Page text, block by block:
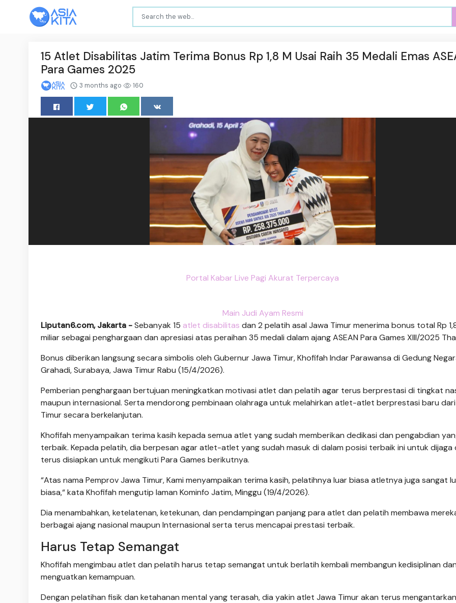
15 Atlet Disabilitas Jatim Terima Bonus Rp 1,8 M Usai Raih 35 Medali Emas
Para Games 2025
3 months ago 160
Portal Kabar Live Pagi Akurat Terpercaya
Main Judi Ayam Resmi
Liputan6.com, Jakarta -Sebanyak 15 atlet disabilitas dan 2 pelatih asal Jawa Timur menerima bonus total Rp
miliar sebagai penghargaan dan apresiasi atas peraihan 35 medali dalam ajang ASEAN Para Games XIII/2025
Bonus diberikan langsung secara simbolis oleh Gubernur Jawa Timur, Khofifah Indar Parawansa di Gedung
Grahadi, Surabaya, Jawa Timur Rabu (15/4/2026).
Pemberian penghargaan bertujuan meningkatkan motivasi atlet dan pelatih agar terus berprestasi di tingkat
maupun internasional. Serta mendorong pembinaan olahraga untuk melahirkan atlet-atlet berprestasi baru
Timur secara berkelanjutan.
Khofifah menyampaikan terima kasih kepada semua atlet yang sudah memberikan dedikasi dan pengabdian
terbaik. Kepada pelatih, dia berpesan agar atlet-atlet yang sudah masuk di dalam posisi terbaik ini untuk dijaga
terus disiapkan untuk mengikuti Para Games berikutnya.
“Atas nama Pemprov Jawa Timur, Kami menyampaikan terima kasih, pelatihnya luar biasa atletnya juga sangat
biasa,“ kata Khofifah mengutip laman Kominfo Jatim, Minggu (19/4/2026).
Dia menambahkan, ketelatenan, ketekunan, dan pendampingan panjang para atlet dan pelatih membawa
berbagai ajang nasional maupun Internasional serta terus mencapai prestasi terbaik.
Harus Tetap Semangat
Khofifah mengimbau atlet dan pelatih harus tetap semangat untuk berlatih kembali membangun kedisiplinan
menguatkan kemampuan.
Dengan pelatihan fisik dan ketahanan mental yang terasah, dia yakin atlet Jawa Timur akan terus mengantarkan